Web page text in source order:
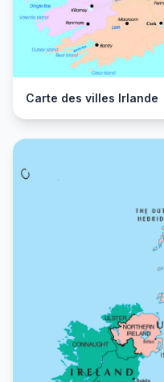
Carte des villes Irlande